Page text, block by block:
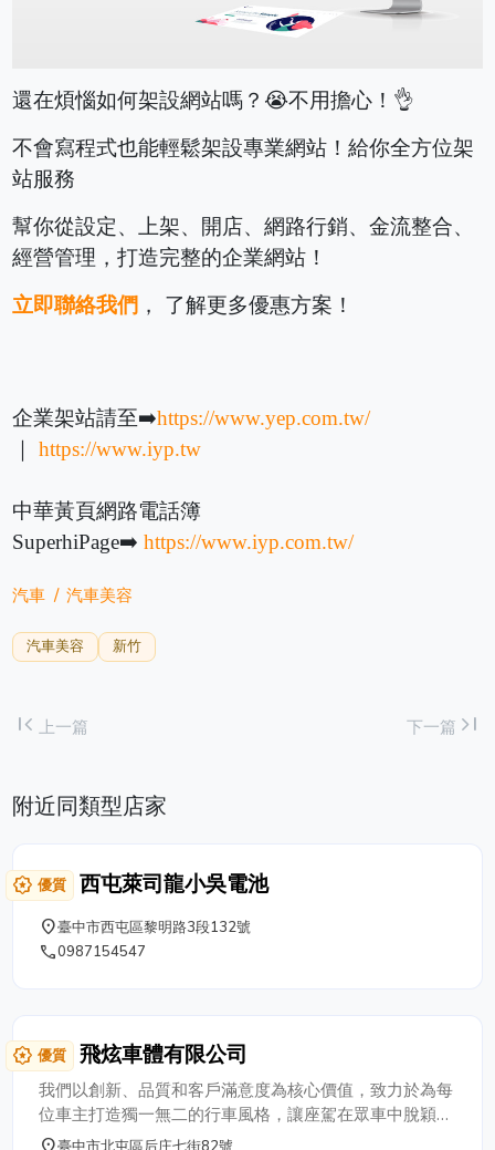
還在煩惱如何架設網站嗎？😭不用擔心！👌
不會寫程式也能輕鬆架設專業網站！給你全方位架
站服務
幫你從設定、上架、開店、網路行銷、金流整合、
經營管理，打造完整的企業網站！
立即聯絡我們 ， 了解更多優惠方案！
企業架站請至➡️https://www.yep.com.tw/
｜https://www.iyp.tw
中華黃頁網路電話簿
SuperhiPage➡️https://www.iyp.com.tw/
汽車 汽車美容
汽車美容 新竹
first_page上一篇 下一篇 last_page
附近同類型店家
award_star 優質 西屯萊司龍小吳電池
place臺中市西屯區黎明路3段132號
phone0987154547
award_star 優質 飛炫車體有限公司
我們以創新、品質和客戶滿意度為核心價值，致力於為每
位車主打造獨一無二的行車風格，讓座駕在眾車中脫穎而
出。 公司成立以來，飛炫車體一直以追求卓越的品質為